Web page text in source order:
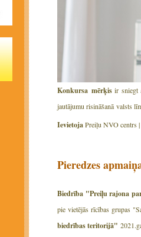
Konkursa mērķisir sniegt
jautājumu risināšanā valsts
IevietojaPreiļu NVO centrs |
Pieredzes
Biedrība "Preiļu rajona
pie vietējās rīcības grupas
biedrības teritorijā"